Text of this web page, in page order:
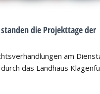
die Projekttage der
am
das Landhaus